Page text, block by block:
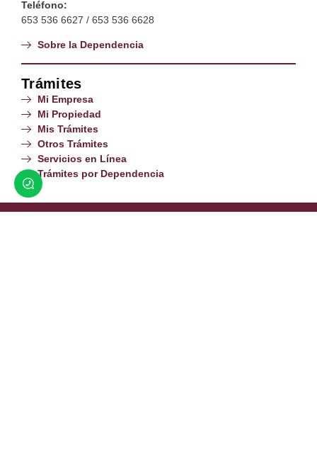
Teléfono:
653 536 6627 / 653 536 6628
Sobre la Dependencia
Trámites
Mi Empresa
Mi Propiedad
Mis Trámites
Otros Trámites
Servicios en Línea
Trámites por Dependencia